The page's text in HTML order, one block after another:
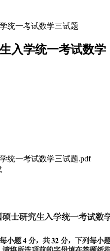
统一考试数学三试题
入学统一考试数学
统一考试数学三试题.pdf